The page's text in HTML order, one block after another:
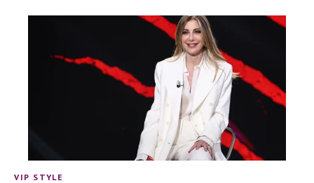
VIP STYLE